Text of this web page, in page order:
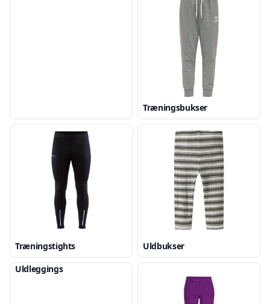
Træningsbukser
Træningstights
Uldbukser
Uldleggings